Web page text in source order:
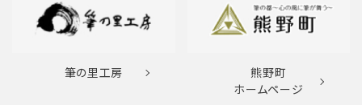
筆の里工房
熊野町
ホームページ